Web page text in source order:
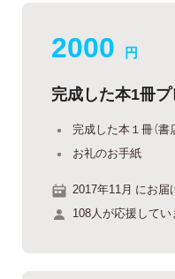
2000 円
完成した本1冊
完成した本１冊（書
お礼のお手紙
2017年11月 にお届
108人が応援してい